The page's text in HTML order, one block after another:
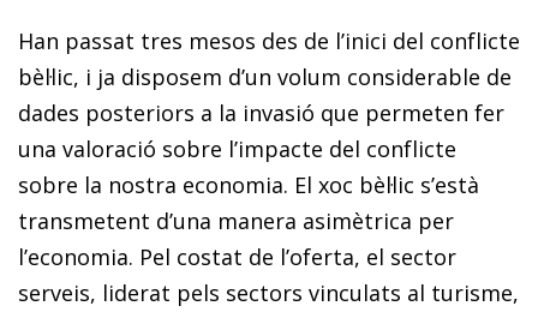
Han passat tres mesos des de l’inici del conflicte
bèl·lic, i ja disposem d’un volum considerable de
dades posteriors a la invasió que permeten fer
una valoració sobre l’impacte del conflicte
sobre la nostra economia. El xoc bèl·lic s’està
transmetent d’una manera asimètrica per
l’economia. Pel costat de l’oferta, el sector
serveis, liderat pels sectors vinculats al turisme,